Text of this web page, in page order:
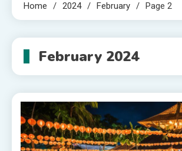
Home 2024 February Page 2
February 2024